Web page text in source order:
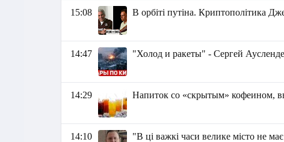
15:08 В орбіті путіна. Криптополітика
14:47 "Холод и ракеты" - Сергей
14:29 Напиток со «скрытым» кофеином,
14:10 "В ці важкі часи велике місто не